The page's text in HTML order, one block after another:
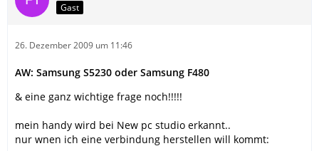
Gast
26. Dezember 2009 um 11:46
AW: Samsung S5230 oder Samsung F480
& eine ganz wichtige frage noch!!!!!
mein handy wird bei New pc studio erkannt..
nur wnen ich eine verbindung herstellen will kommt: